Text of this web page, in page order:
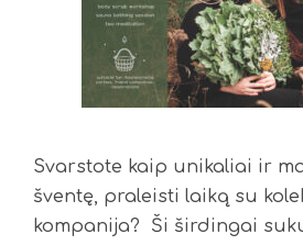
Svarstote kaip unikaliai ir
šventę, praleisti laiką su
kompanija? Ši širdingai